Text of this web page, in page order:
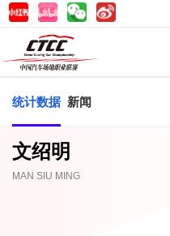
统计数据 新闻
文绍明
MAN SIU MING